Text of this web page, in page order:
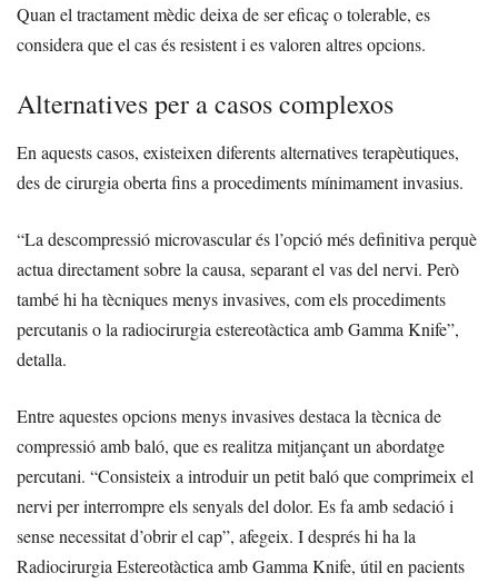
Quan el tractament mèdic deixa de ser eficaç o tolerable, es
considera que el cas és resistent i es valoren altres opcions.
Alternatives per a casos complexos
En aquests casos, existeixen diferents alternatives terapèutiques,
des de cirurgia oberta fins a procediments mínimament invasius.
“La descompressió microvascular és l’opció més definitiva perquè
actua directament sobre la causa, separant el vas del nervi. Però
també hi ha tècniques menys invasives, com els procediments
percutanis o la radiocirurgia estereotàctica amb Gamma Knife”,
detalla.
Entre aquestes opcions menys invasives destaca la tècnica de
compressió amb baló, que es realitza mitjançant un abordatge
percutani. “Consisteix a introduir un petit baló que comprimeix el
nervi per interrompre els senyals del dolor. Es fa amb sedació i
sense necessitat d’obrir el cap”, afegeix. I després hi ha la
Radiocirurgia Estereotàctica amb Gamma Knife, útil en pacients